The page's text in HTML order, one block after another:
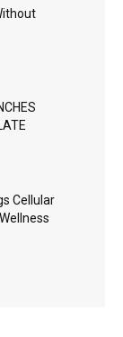
Cellular